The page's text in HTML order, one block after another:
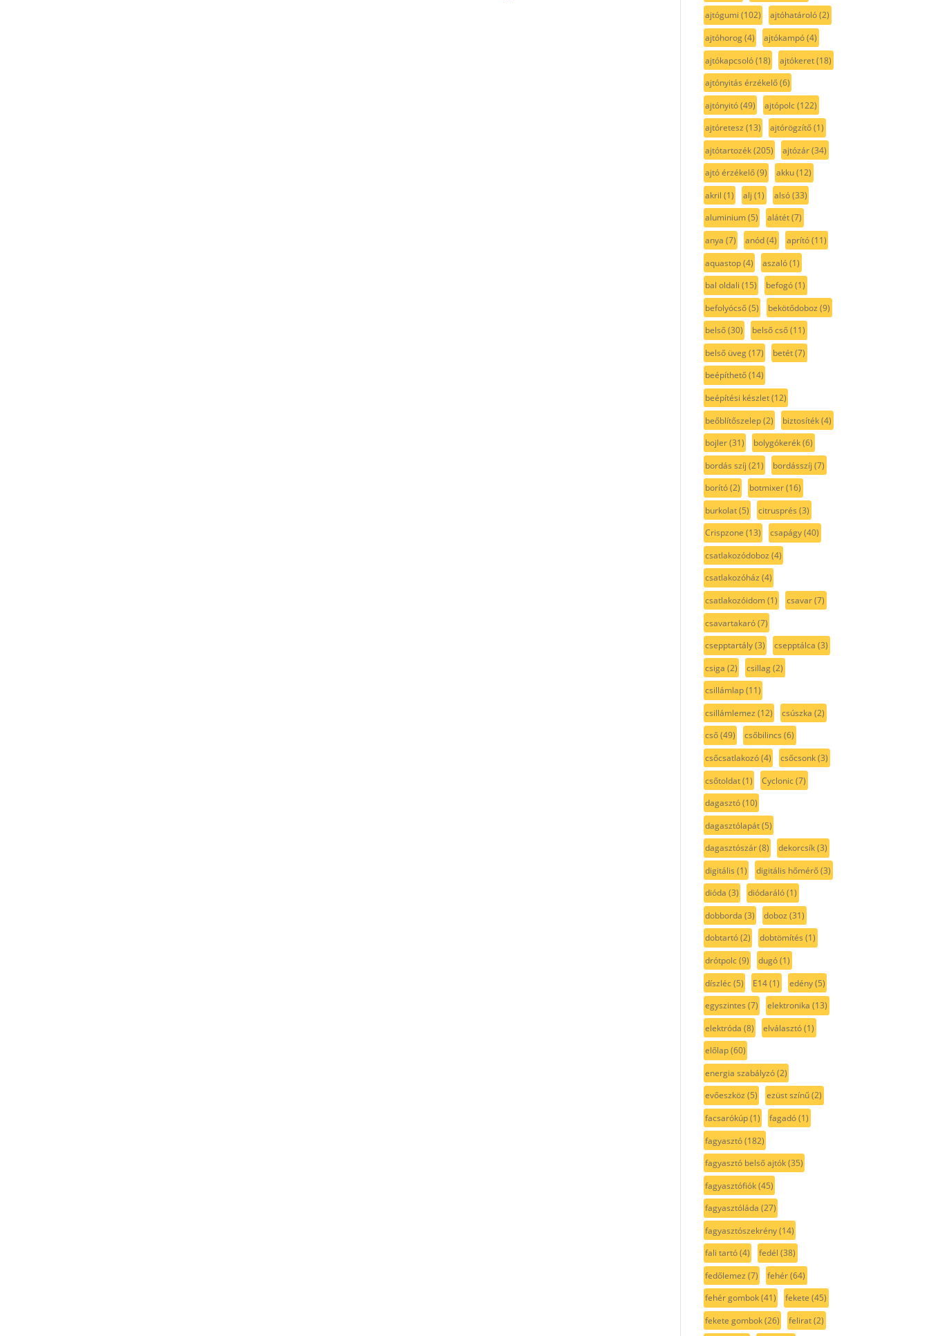
ajtógumi (102) ajtóhatároló(2)
ajtóhorog(4) ajtókampó(4)
ajtókapcsoló(18) ajtókeret(18)
ajtónyitás érzékelő(6)
ajtónyitó(49) ajtópolc(122)
ajtóretesz (13) ajtórögzítő(1)
ajtótartozék(205) ajtózár(34)
ajtó érzékelő(9) akku(12)
akril (1) alj (1) alsó(33)
aluminium(5) alátét(7)
anya (7) anód(4) aprító(11)
aquastop(4) aszaló(1)
bal oldali (15) befogó(1)
befolyócső(5) bekötődoboz (9)
belső(30) belső cső(11)
belső üveg(17) betét(7)
beépíthető(14)
beépítési készlet(12)
beőblítőszelep(2) biztosíték(4)
bojler(31) bolygókerék(6)
bordás szíj (21) bordásszíj (7)
borító(2) botmixer(16)
burkolat(5) citrusprés (3)
Crispzone (13) csapágy(40)
csatlakozódoboz (4)
csatlakozóház (4)
csatlakozóidom(1) csavar(7)
csavartakaró(7)
csepptartály(3) csepptálca (3)
csiga (2) csillag(2)
csillámlap(11)
csillámlemez (12) csúszka (2)
cső(49) csőbilincs (6)
csőcsatlakozó(4) csőcsonk(3)
csőtoldat(1) Cyclonic(7)
dagasztó(10)
dagasztólapát(5)
dagasztószár(8) dekorcsík(3)
digitális (1) digitális hőmérő(3)
dióda (3) diódaráló(1)
dobborda (3) doboz (31)
dobtartó(2) dobtömítés (1)
drótpolc(9) dugó(1)
díszléc(5) E14(1) edény(5)
egyszintes (7) elektronika (13)
elektróda (8) elválasztó(1)
előlap(60)
energia szabályzó(2)
evőeszköz (5) ezüst színű(2)
facsarókúp(1) fagadó(1)
fagyasztó(182)
fagyasztó belső ajtók(35)
fagyasztófiók(45)
fagyasztóláda (27)
fagyasztószekrény(14)
fali tartó(4) fedél (38)
fedőlemez (7) fehér(64)
fehér gombok(41) fekete (45)
fekete gombok(26) felirat(2)